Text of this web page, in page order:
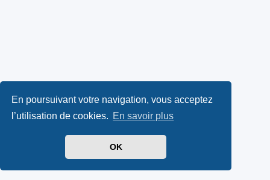
En poursuivant votre navigation, vous acceptez
l’utilisation de cookies. En savoir plus
OK